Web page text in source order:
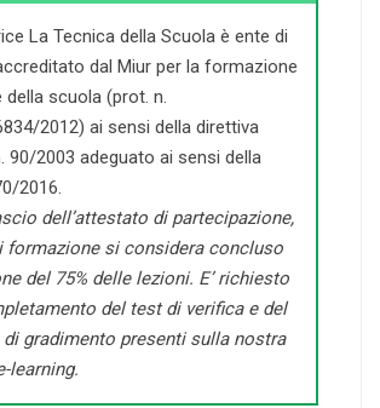
La Tecnica della Scuola è ente di
dal Miur per la formazione
della scuola (prot. n.
2012) ai sensi della direttiva
90/2003 adeguato ai sensi della
2016.
dell’attestato di partecipazione,
formazione si considera concluso
del 75% delle lezioni. E’ richiesto
del test di verifica e del
gradimento presenti sulla nostra
learning.